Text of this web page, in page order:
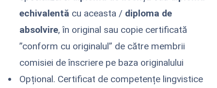
echivalentă cu aceasta / diploma de
absolvire, în original sau copie certificată
”conform cu originalul” de către membrii
comisiei de înscriere pe baza originalului
Opțional. Certificat de competențe lingvistice